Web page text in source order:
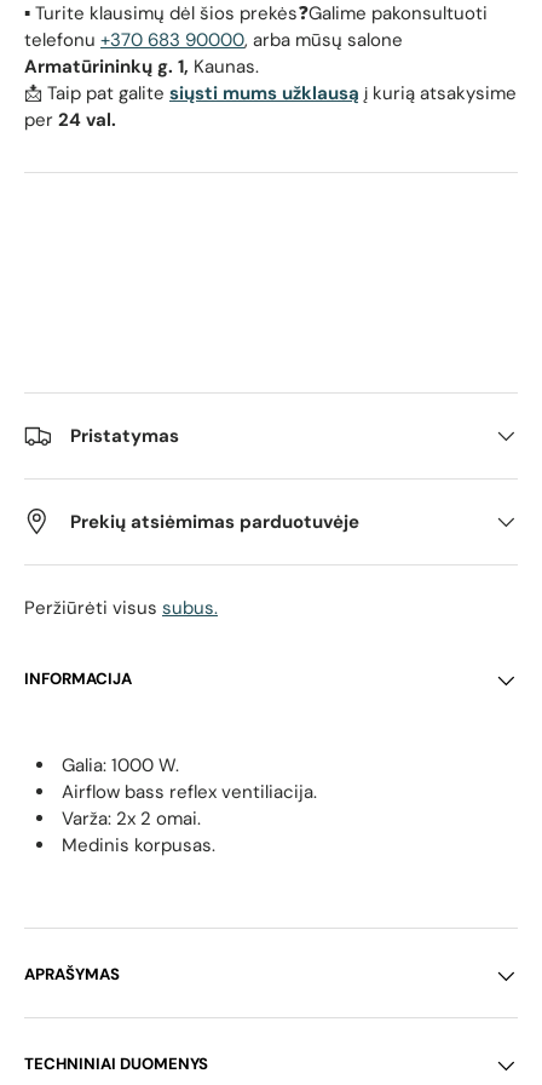
▪️ Turite klausimų dėl šios prekės❓Galime pakonsultuoti
telefonu +370 683 90000, arba mūsų salone
Armatūrininkų g. 1, Kaunas.
📩 Taip pat galite siųsti mums užklausą į kurią atsakysime
per 24 val.
Pristatymas
Prekių atsiėmimas parduotuvėje
Peržiūrėti visus subus.
INFORMACIJA
Galia: 1000 W.
Airflow bass reflex ventiliacija.
Varža: 2x 2 omai.
Medinis korpusas.
APRAŠYMAS
TECHNINIAI DUOMENYS